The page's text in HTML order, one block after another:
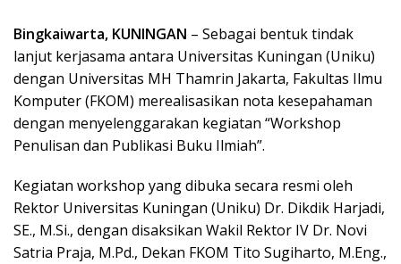
Bingkaiwarta, KUNINGAN – Sebagai bentuk tindak
lanjut kerjasama antara Universitas Kuningan (Uniku)
dengan Universitas MH Thamrin Jakarta, Fakultas Ilmu
Komputer (FKOM) merealisasikan nota kesepahaman
dengan menyelenggarakan kegiatan “Workshop
Penulisan dan Publikasi Buku Ilmiah”.
Kegiatan workshop yang dibuka secara resmi oleh
Rektor Universitas Kuningan (Uniku) Dr. Dikdik Harjadi,
SE., M.Si., dengan disaksikan Wakil Rektor IV Dr. Novi
Satria Praja, M.Pd., Dekan FKOM Tito Sugiharto, M.Eng.,